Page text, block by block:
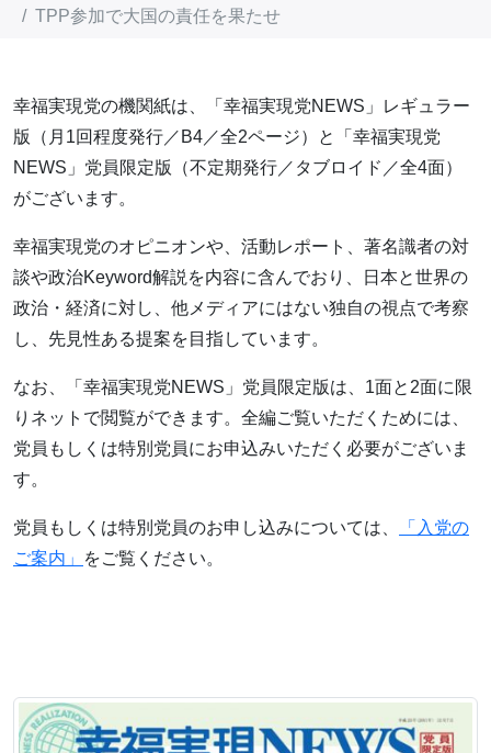
TPP参加で大国の責任を果たせ
幸福実現党の機関紙は、「幸福実現党NEWS」レギュラー
版（月1回程度発行／B4／全2ページ）と「幸福実現党
NEWS」党員限定版（不定期発行／タブロイド／全4面）
がございます。
幸福実現党のオピニオンや、活動レポート、著名識者の対
談や政治Keyword解説を内容に含んでおり、日本と世界の
政治・経済に対し、他メディアにはない独自の視点で考察
し、先見性ある提案を目指しています。
なお、「幸福実現党NEWS」党員限定版は、1面と2面に限
りネットで閲覧ができます。全編ご覧いただくためには、
党員もしくは特別党員にお申込みいただく必要がございま
す。
党員もしくは特別党員のお申し込みについては、
「入党の
ご案内」
をご覧ください。